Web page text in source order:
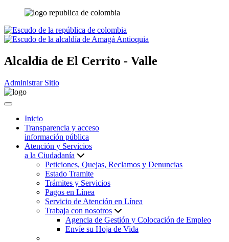
Alcaldía de El Cerrito - Valle
Administrar Sitio
Inicio
Transparencia y acceso
información pública
Atención y Servicios
a la Ciudadanía
Peticiones, Quejas, Reclamos y Denuncias
Estado Tramite
Trámites y Servicios
Pagos en Línea
Servicio de Atención en Línea
Trabaja con nosotros
Agencia de Gestión y Colocación de Empleo
Envíe su Hoja de Vida